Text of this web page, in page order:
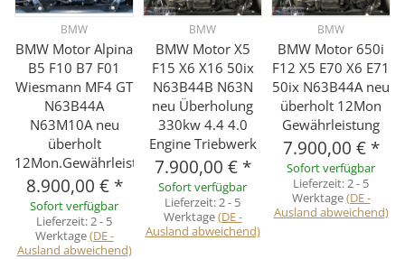
BMW
BMW Motor Alpina
B5 F10 B7 F01
Wiesmann MF4 GT
N63B44A
N63M10A neu
überholt
12Mon.Gewährleistung
8.900,00 € *
Sofort verfügbar
Lieferzeit:2 - 5
Werktage(DE -
Ausland abweichend)
BMW
BMW Motor X5
F15 X6 X16 50ix
N63B44B N63N
neu Überholung
330kw 4.4 4.0
Engine Triebwerk
7.900,00 € *
Sofort verfügbar
Lieferzeit:2 - 5
Werktage(DE -
Ausland abweichend)
BMW
BMW Motor 650i
F12 X5 E70 X6 E71
50ix N63B44A neu
überholt 12Mon
Gewährleistung
7.900,00 € *
Sofort verfügbar
Lieferzeit:2 - 5
Werktage(DE -
Ausland abweichend)